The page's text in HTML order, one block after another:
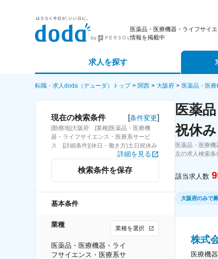
医薬品・医療機器・ライフサイ
情報を掲載中
求人を探す
詳細条件から探す
求人特集から探す
エージ
スカウ
パート
転職・求人doda（デューダ）トップ 関西 大阪府 医薬品・医
現在の検索条件 [条件変更]
[勤務地]大阪府 [業種]医薬品・医療機
器・ライフサイエンス・医療系サービ
ス [詳細条件](休日・働き方)土日祝休み
詳細を見る
検索条件を保存
基本条件
業種 業種を選択
医薬品・医療機器・ライ
フサイエンス・医療系サ
医薬
祝休
医薬品・医療
左の求人検索条
該当求人数
大阪府のみで
株式
医療機